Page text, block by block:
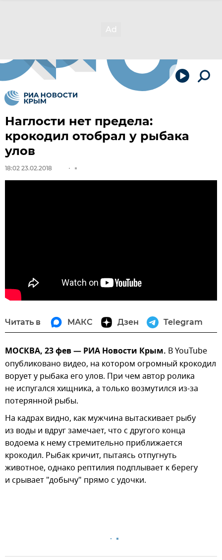
Наглости нет предела:
крокодил отобрал у рыбака
улов
18:02 23.02.2018
Читать в МАКС Дзен Telegram
МОСКВА, 23 фев — РИА Новости Крым. В YouTube
опубликовано видео, на котором огромный крокодил
ворует у рыбака его улов. При чем автор ролика
не испугался хищника, а только возмутился из-за
потерянной рыбы.
На кадрах видно, как мужчина вытаскивает рыбу
из воды и вдруг замечает, что с другого конца
водоема к нему стремительно приближается
крокодил. Рыбак кричит, пытаясь отпугнуть
животное, однако рептилия подплывает к берегу
и срывает "добычу" прямо с удочки.